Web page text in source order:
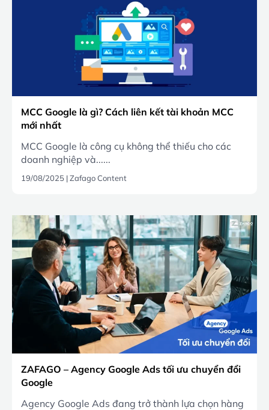
MCC Google là gì? Cách liên kết tài khoản MCC
mới nhất
MCC Google là công cụ không thể thiếu cho các
doanh nghiệp và......
19/08/2025 |Zafago Content
ZAFAGO – Agency Google Ads tối ưu chuyển đổi
Google
Agency Google Ads đang trở thành lựa chọn hàng